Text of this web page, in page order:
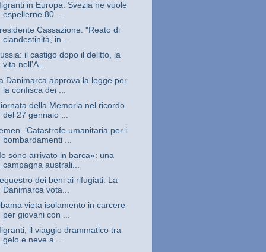
in Europa. Svezia ne vuole
espellerne 80 ...
Cassazione: "Reato di
clandestinità, in...
il castigo dopo il delitto, la
vita nell'A...
Danimarca approva la legge per
la confisca dei ...
della Memoria nel ricordo
del 27 gennaio ...
‘Catastrofe umanitaria per i
bombardamenti ...
sono arrivato in barca»: una
campagna australi...
dei beni ai rifugiati. La
Danimarca vota...
vieta isolamento in carcere
per giovani con ...
il viaggio drammatico tra
gelo e neve a ...